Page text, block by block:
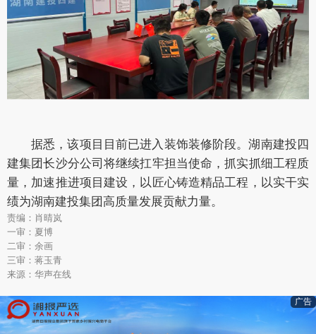
据悉，该项目目前已进入装饰装修阶段。湖南建投四
建集团长沙分公司将继续扛牢担当使命，抓实抓细工程质
量，加速推进项目建设，以匠心铸造精品工程，以实干实
绩为湖南建投集团高质量发展贡献力量。
责编：肖晴岚
一审：夏博
二审：余画
三审：蒋玉青
来源：华声在线
广告